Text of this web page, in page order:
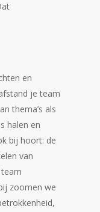
en
je team
thema’s als
halen en
bij hoort: de
van
zoomen we